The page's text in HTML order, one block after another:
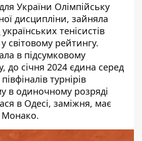
України Олімпійську
дисципліни, зайняла
тенісистів
світовому рейтингу.
в підсумковому
до січня 2024 єдина серед
турнірів
в одиночному розряді
в Одесі, заміжня, має
Монако.